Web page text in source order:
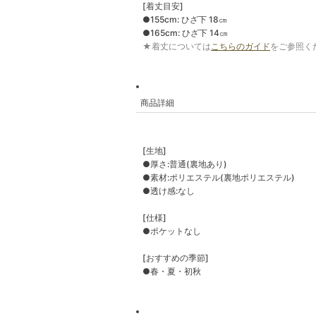
[着丈目安]
●155cm: ひざ下 18㎝
●165cm: ひざ下 14㎝
★着丈についてはこちらのガイドをご参照く
商品詳細
[生地]
●厚さ:普通(裏地あり)
●素材:ポリエステル(裏地ポリエステル)
●透け感:なし
[仕様]
●ポケットなし
[おすすめの季節]
●春・夏・初秋